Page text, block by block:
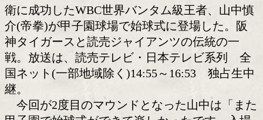
山中慎介(帝拳)
16日のエディオンアリーナ大阪で11度
衛に成功したWBC世界バンタム級王者